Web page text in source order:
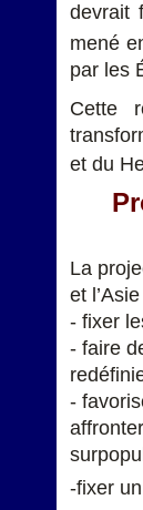
devrait
mené
par les
Cette
et du
La
et
- fixer
- faire
-
-fixer